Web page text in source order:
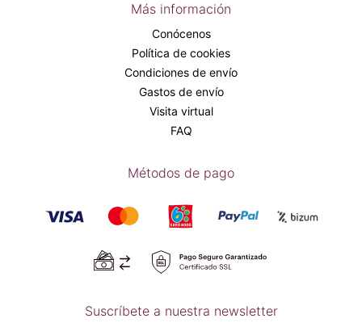
Más información
Conócenos
Política de cookies
Condiciones de envío
Gastos de envío
Visita virtual
FAQ
Métodos de pago
Suscríbete a nuestra newsletter